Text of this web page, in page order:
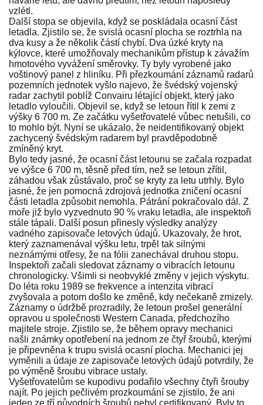
vzlétl.
Další stopa se objevila, když se poskládala ocasní část
letadla. Zjistilo se, že svislá ocasní plocha se roztrhla na
dva kusy a že několik částí chybí. Dva úzké kryty na
kýlovce, které umožňovaly mechanikům přístup k závažím
hmotového vyvážení směrovky. Ty byly vyrobené jako
voštinový panel z hliníku. Při přezkoumání záznamů radarů
pozemních jednotek vyšlo najevo, že švédský vojenský
radar zachytil poblíž Convairu létající objekt, který jako
letadlo vyloučili. Objevil se, když se letoun řítil k zemi z
výšky 6 700 m. Ze začátku vyšetřovatelé vůbec netušili, co
to mohlo být. Nyní se ukázalo, že neidentifikovaný objekt
zachycený švédským radarem byl pravděpodobně
zmíněný kryt.
Bylo tedy jasné, že ocasní část letounu se začala rozpadat
ve výšce 6 700 m, těsně před tím, než se letoun zřítil,
záhadou však zůstávalo, proč se kryty za letu utrhly. Bylo
jasné, že jen pomocná zdrojová jednotka zničení ocasní
části letadla způsobit nemohla. Pátrání pokračovalo dál. Z
moře již bylo vyzvednuto 90 % vraku letadla, ale inspektoři
stále tápali. Další posun přinesly výsledky analýzy
vadného zapisovače letových údajů. Ukazovaly, že hrot,
který zaznamenával výšku letu, trpěl tak silnými
neznámými otřesy, že na fólii zanechával druhou stopu.
Inspektoři začali sledovat záznamy o vibracích letounu
chronologicky. Všimli si neobvyklé změny v jejich výskytu.
Do léta roku 1989 se frekvence a intenzita vibrací
zvyšovala a potom došlo ke změně, kdy nečekaně zmizely.
Záznamy o údržbě prozradily, že letoun prošel generální
opravou u společnosti Western Canada, předchozího
majitele stroje. Zjistilo se, že během opravy mechanici
našli známky opotřebení na jednom ze čtyř šroubů, kterými
je připevněna k trupu svislá ocasní plocha. Mechanici jej
vyměnili a údaje ze zapisovače letových údajů potvrdily, že
po výměně šroubu vibrace ustaly.
Vyšetřovatelům se kupodivu podařilo všechny čtyři šrouby
najít. Po jejich pečlivém prozkoumání se zjistilo, že ani